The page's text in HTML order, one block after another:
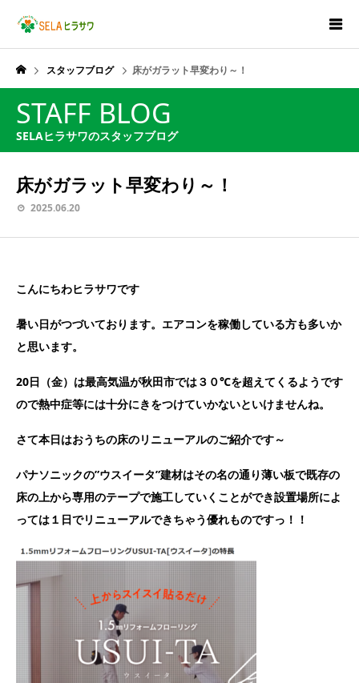
スタッフブログ 床がガラット早変わり～！
STAFF BLOG
SELAヒラサワのスタッフブログ
床がガラット早変わり～！
2025.06.20
こんにちわヒラサワです
暑い日がつづいております。エアコンを稼働している方も多いか
と思います。
20日（金）は最高気温が秋田市では３０℃を超えてくるようです
ので熱中症等には十分にきをつけていかないといけませんね。
さて本日はおうちの床のリニューアルのご紹介です～
パナソニックの”ウスイータ”建材はその名の通り薄い板で既存の
床の上から専用のテープで施工していくことができ設置場所によ
っては１日でリニューアルできちゃう優れものですっ！！